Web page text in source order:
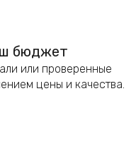
бюджет
или проверенные
цены и качества.